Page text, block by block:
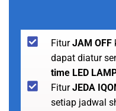
FiturJAM OFF
dapat diatur
time LED
FiturJEDA
setiap jadwal